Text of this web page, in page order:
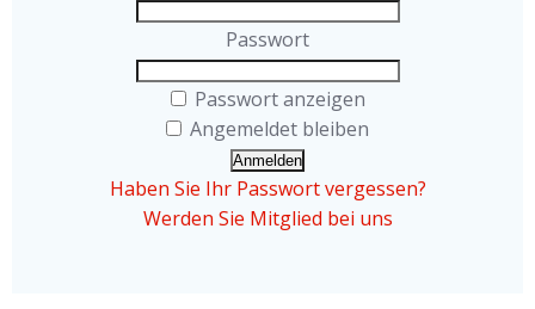
Passwort
Passwort anzeigen
Angemeldet bleiben
Haben Sie Ihr Passwort vergessen?
Werden Sie Mitglied bei uns